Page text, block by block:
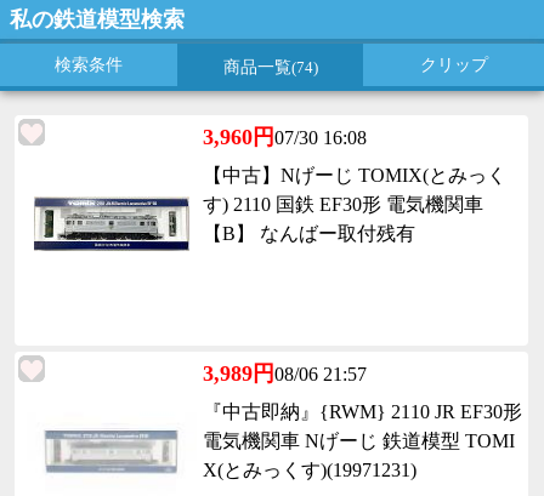
私の鉄道模型検索
検索条件 商品一覧(74) クリップ
3,960円07/30 16:08
【中古】Nげーじ TOMIX(とみっく
す) 2110 国鉄 EF30形 電気機関車
【B】 なんばー取付残有
3,989円08/06 21:57
『中古即納』{RWM} 2110 JR EF30形
電気機関車 Nげーじ 鉄道模型 TOMI
X(とみっくす)(19971231)